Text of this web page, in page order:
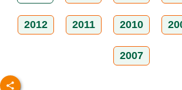
2012 2011 2010
2007